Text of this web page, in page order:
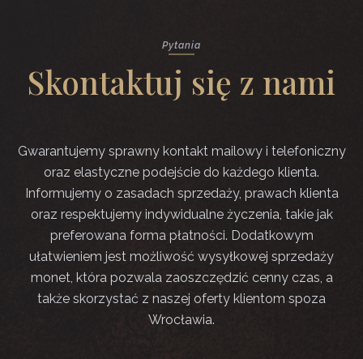
Pytania
Skontaktuj się z nami
Gwarantujemy sprawny kontakt mailowy i telefoniczny
oraz elastyczne podejście do każdego klienta.
Informujemy o zasadach sprzedaży, prawach klienta
oraz respektujemy indywidualne życzenia, takie jak
preferowana forma płatności. Dodatkowym
ułatwieniem jest możliwość wysyłkowej sprzedaży
monet, która pozwala zaoszczędzić cenny czas, a
także skorzystać z naszej oferty klientom spoza
Wrocławia.